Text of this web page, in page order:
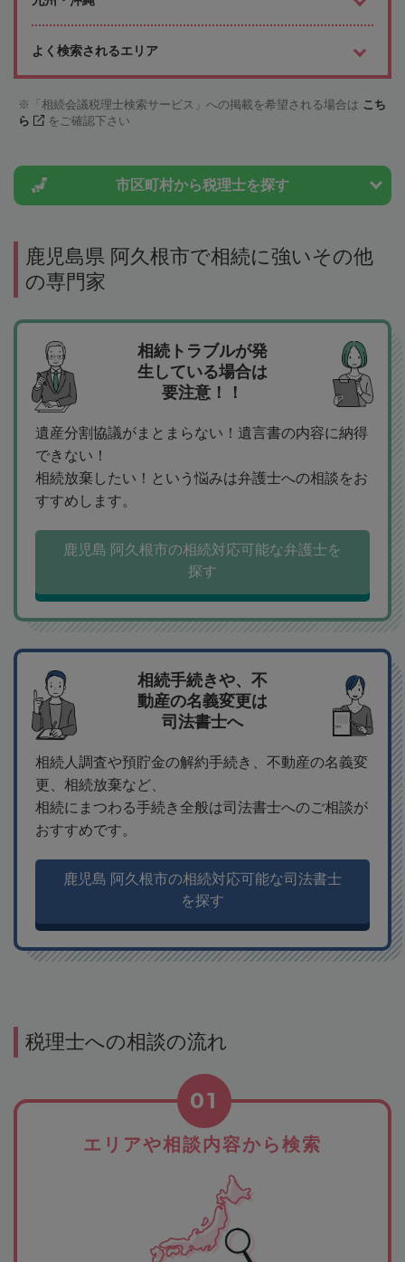
よく検索されるエリア
「相続会議税理士検索サービス」への掲載を希望される場合は こち
ら
をご確認下さい
市区町村から税理士を探す
鹿児島県 阿久根市で相続に強いその他
の専門家
相続トラブルが発
生している場合は
要注意！！
遺産分割協議がまとまらない！遺言書の内容に納得
できない！
相続放棄したい！という悩みは弁護士への相談をお
すすめします。
鹿児島 阿久根市の相続対応可能な弁護士を
探す
相続手続きや、不
動産の名義変更は
司法書士へ
相続人調査や預貯金の解約手続き、不動産の名義変
更、相続放棄など、
相続にまつわる手続き全般は司法書士へのご相談が
おすすめです。
鹿児島 阿久根市の相続対応可能な司法書士
を探す
税理士への相談の流れ
エリアや相談内容から検索
01